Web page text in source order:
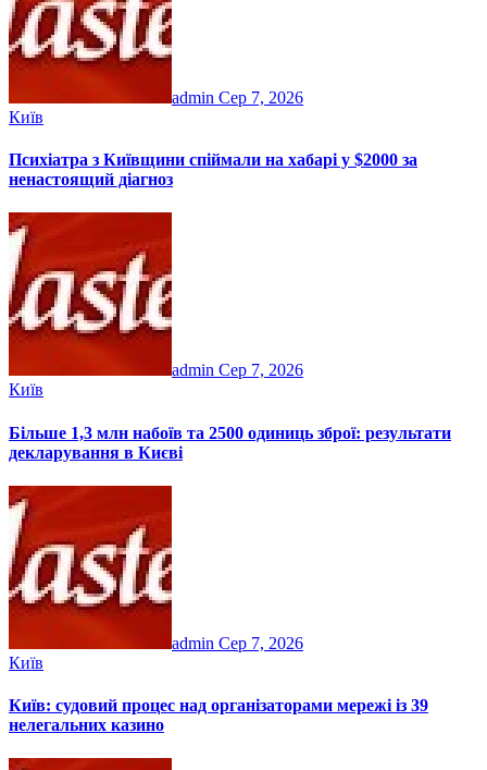
admin Сер 7, 2026
Київ
Психіатра з Київщини спіймали на хабарі у $2000 за
ненастоящий діагноз
admin Сер 7, 2026
Київ
Більше 1,3 млн набоїв та 2500 одиниць зброї: результати
декларування в Києві
admin Сер 7, 2026
Київ
Київ: судовий процес над організаторами мережі із 39
нелегальних казино